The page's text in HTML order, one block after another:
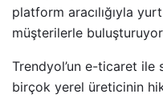
platform aracılığıyla
müşterilerle
Trendyol’un e-ticaret ile
birçok yerel üreticinin